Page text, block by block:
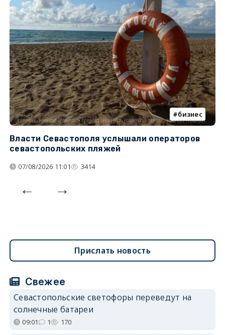
бизнес
Власти Севастополя услышали операторов
севастопольских пляжей
07/08/2026 11:01 3414
Прислать новость
Свежее
Севастопольские светофоры переведут на
солнечные батареи
09:01 1 170